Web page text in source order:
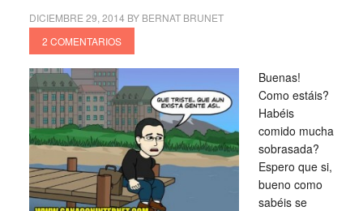
DICIEMBRE 29, 2014 BY BERNAT BRUNET
2 COMENTARIOS
Buenas!
Como estáis?
Habéis
comido mucha
sobrasada?
Espero que si,
bueno como
sabéis se